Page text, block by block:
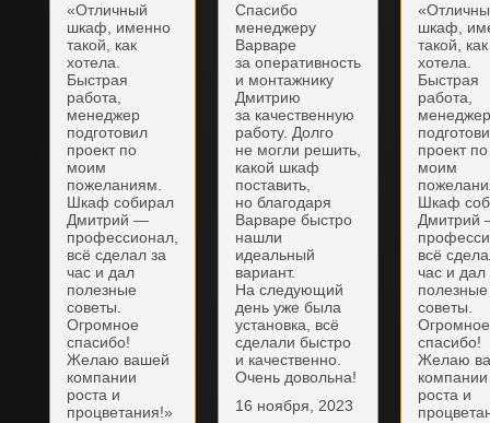
«Отличный
шкаф, именно
такой, как
хотела.
Быстрая
работа,
менеджер
подготовил
проект по
моим
пожеланиям.
Шкаф собирал
Дмитрий —
профессионал,
всё сделал за
час и дал
полезные
советы.
Огромное
спасибо!
Желаю вашей
компании
роста и
процветания!»
Спасибо
менеджеру
Варваре
за оперативность
и монтажнику
Дмитрию
за качественную
работу. Долго
не могли решить,
какой шкаф
поставить,
но благодаря
Варваре быстро
нашли
идеальный
вариант.
На следующий
день уже была
установка, всё
сделали быстро
и качественно.
Очень довольна!
16 ноября, 2023
шкаф,
такой, как
хотела.
Быстрая
работа,
проект по
моим
Шкаф
Дмитрий
всё
час и дал
полезные
советы.
Огромное
спасибо!
Желаю
компании
роста и